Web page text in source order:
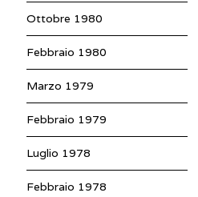
Ottobre 1980
Febbraio 1980
Marzo 1979
Febbraio 1979
Luglio 1978
Febbraio 1978